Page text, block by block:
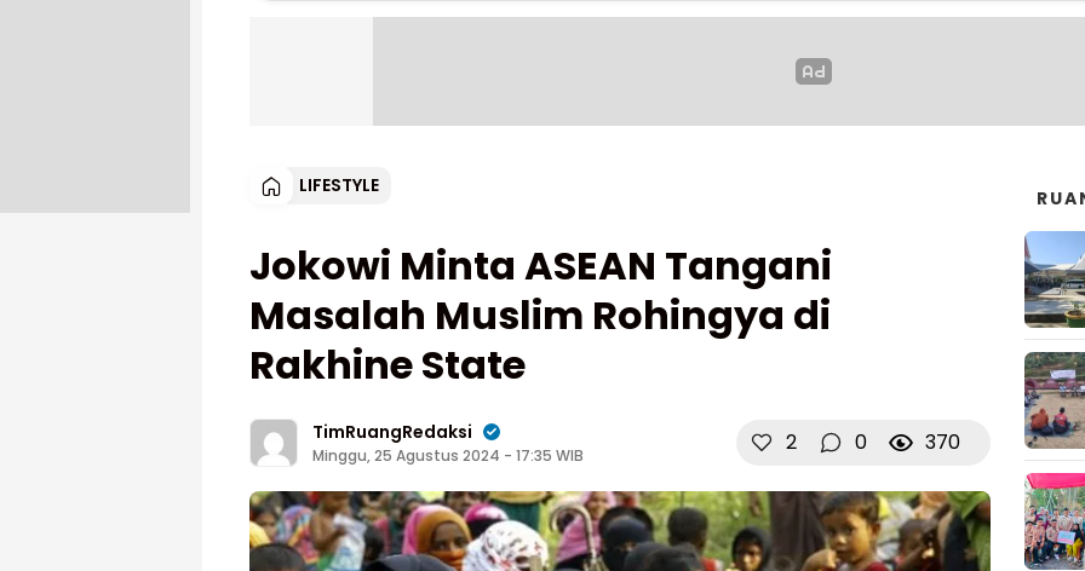
LIFESTYLE
Jokowi Minta ASEAN Tangani
Masalah Muslim Rohingya di
Rakhine State
TimRuangRedaksi
Minggu, 25 Agustus 2024 - 17:35 WIB 2 0 370